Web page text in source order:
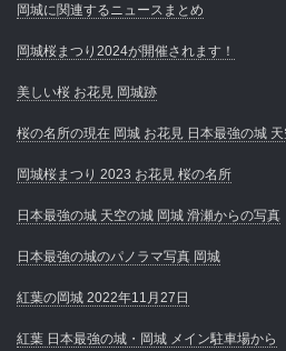
岡城に関連するニュースまとめ
岡城桜まつり2024が開催されます！
美しい桜 お花見 岡城跡
桜の名所の現在 岡城 お花見 日本最強の城
岡城桜まつり 2023 お花見 桜の名所
日本最強の城 天空の城 岡城 滑瀬からの写真
日本最強の城のパノラマ写真 岡城
紅葉の岡城 2022年11月27日
紅葉 日本最強の城・岡城 メイン駐車場から